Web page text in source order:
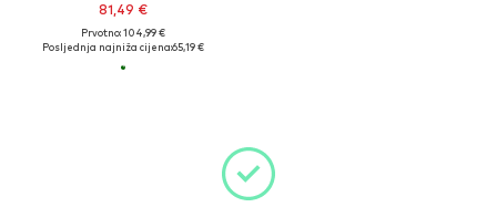
81,49 €
Prvotno: 104,99 €
Posljednja najniža cijena:65,19 €